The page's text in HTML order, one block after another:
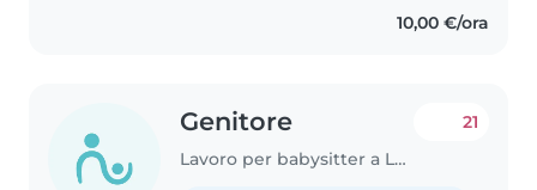
10,00 €/ora
Genitore
Lavoro per babysitter a Lucca
21